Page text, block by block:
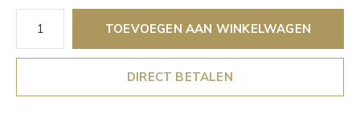
TOEVOEGEN AAN WINKELWAGEN
DIRECT BETALEN